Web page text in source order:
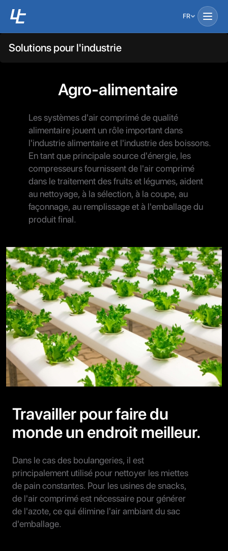
FR
Solutions pour l'industrie
Agro-alimentaire
Les systèmes d'air comprimé de qualité
alimentaire jouent un rôle important dans
l'industrie alimentaire et l'industrie des boissons.
En tant que principale source d'énergie, les
compresseurs fournissent de l'air comprimé
dans le traitement des fruits et légumes, aident
au nettoyage, à la sélection, à la coupe, au
façonnage, au remplissage et à l'emballage du
produit final.
Travailler pour faire du
monde un endroit meilleur.
Dans le cas des boulangeries, il est
principalement utilisé pour nettoyer les miettes
de pain constantes. Pour les usines de snacks,
de l'air comprimé est nécessaire pour générer
de l'azote, ce qui élimine l'air ambiant du sac
d'emballage.